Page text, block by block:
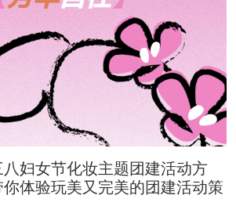
妇女节化妆主题团建活动方
体验玩美又完美的团建活动策